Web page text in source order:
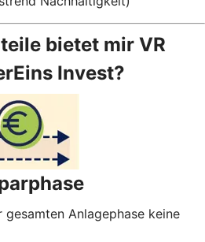
bietet mir VR
Invest?
gesamten Anlagephase keine